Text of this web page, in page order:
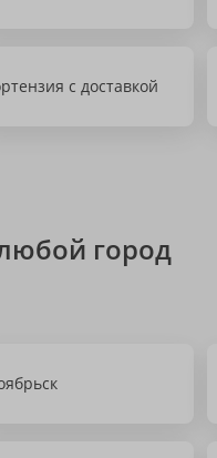
с доставкой
город